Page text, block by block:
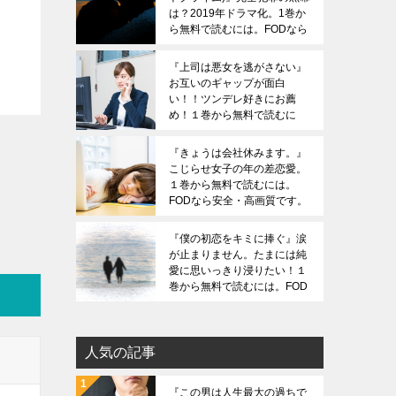
は？2019年ドラマ化。1巻か
ら無料で読むには。FODなら
険です。
『上司は悪女を逃がさない』
お互いのギャップが面白
い！！ツンデレ好きにお薦
め！１巻から無料で読むに
す。ZIPは危険です。
『きょうは会社休みます。』
こじらせ女子の年の差恋愛。
１巻から無料で読むには。
FODなら安全・高画質です。
『僕の初恋をキミに捧ぐ』涙
が止まりません。たまには純
愛に思いっきり浸りたい！１
巻から無料で読むには。FOD
人気の記事
『この男は人生最大の過ちで